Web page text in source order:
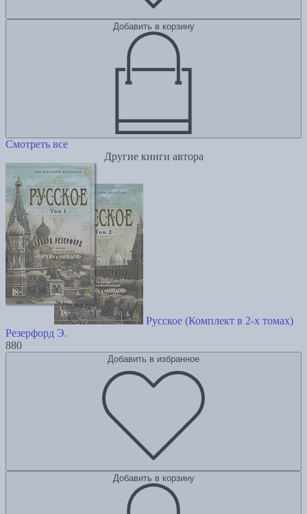
Добавить в корзину
Смотреть все
Другие книги автора
Русское (Комплект в 2-х томах)
Резерфорд Э.
880
Добавить в избранное
Добавить в корзину